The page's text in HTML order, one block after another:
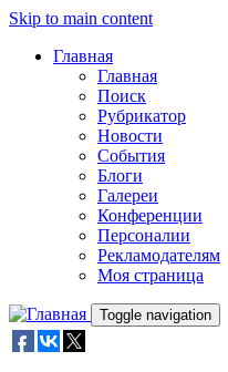
Skip to main content
Главная
Главная
Поиск
Рубрикатор
Новости
События
Блоги
Галереи
Конференции
Персоналии
Рекламодателям
Моя страница
Toggle navigation